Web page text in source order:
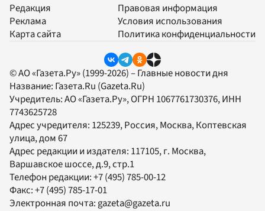
Редакция
Реклама
Карта сайта
Правовая информация
Условия использования
Политика конфиденциальности
© АО «Газета.Ру» (1999-2026) – Главные новости дня
Название: Газета.Ru (Gazeta.Ru)
Учредитель:АО «Газета.Ру», ОГРН 1067761730376, ИНН
7743625728
Адрес учредителя: 125239, Россия, Москва, Коптевская
улица, дом 67
Адрес редакции и издателя: 117105, г. Москва,
Варшавское шоссе, д.9, стр.1
Телефон редакции:+7 (495) 785-00-12
Факс:+7 (495) 785-17-01
Электронная почта: gazeta@gazeta.ru